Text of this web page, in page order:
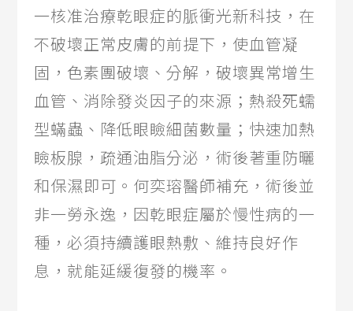
一核准治療乾眼症的脈衝光新科技，在
不破壞正常皮膚的前提下，使血管凝
固，色素團破壞、分解，破壞異常增生
血管、消除發炎因子的來源；熱殺死蠕
型蟎蟲、降低眼瞼細菌數量；快速加熱
瞼板腺，疏通油脂分泌，術後著重防曬
和保濕即可。何奕瑢醫師補充，術後並
非一勞永逸，因乾眼症屬於慢性病的一
種，必須持續護眼熱敷、維持良好作
息，就能延緩復發的機率。